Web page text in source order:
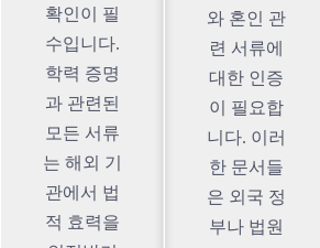
확인이 필
수입니다.
학력 증명
과 관련된
모든 서류
는 해외 기
관에서 법
적 효력을
와 혼인 관
련 서류에
대한 인증
이 필요합
니다. 이러
한 문서들
은 외국 정
부나 법원